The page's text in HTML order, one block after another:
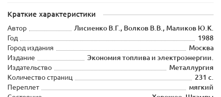
Краткие характеристики
Автор
Лисиенко В.Г., Волков В.В., Маликов Ю.К.
Год
1988
Город издания
Москва
Издание
Экономия топлива и электроэнергии.
Издательство
Металлургия
Количество страниц
231 с.
Переплет
мягкий